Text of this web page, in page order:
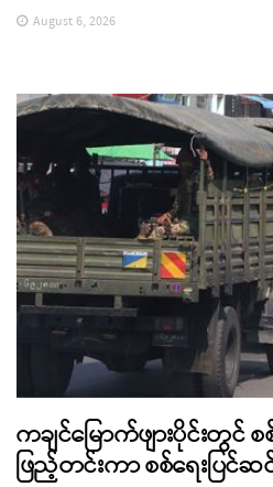
August 6, 2026
ကချင်မြောက်ဖျားပိုင်းတွ
ဖြည့်တင်းကာ စစ်ရေးပြင်ဆ